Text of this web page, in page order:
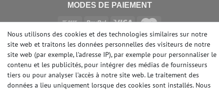
MODES DE PAIEMENT
DES MÉDIAS SOCIAUX
Nous utilisons des cookies et des technologies similaires sur notre
site web et traitons les données personnelles des visiteurs de notre
site web (par exemple, l'adresse IP), par exemple pour personnaliser le
contenu et les publicités, pour intégrer des médias de fournisseurs
tiers ou pour analyser l'accès à notre site web. Le traitement des
données a lieu uniquement lorsque des cookies sont installés. Nous